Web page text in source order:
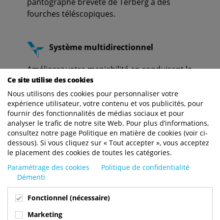
fourches téléscopiques.
Système multidirectionnel
Améliorez votre maniabilité en conduisant le
chariot embarqué latéralement, ce qui simplifie
la manutention des charges longues. L'option
système multidirectionnel est toujours
associée à notre transmission à 3 roues
motrices.
3 roues motrices
Solution idéale pour se déplacer sur des
efficace lorsqu'elle est associée à des roues
Ce site utilise des cookies
Nous utilisons des cookies pour personnaliser votre
expérience utilisateur, votre contenu et vos publicités, pour
fournir des fonctionnalités de médias sociaux et pour
analyser le trafic de notre site Web. Pour plus d’informations,
consultez notre page Politique en matière de cookies (voir ci-
dessous). Si vous cliquez sur « Tout accepter », vous acceptez
le placement des cookies de toutes les catégories.
Paramétrage des cookies
Politique de confidentialité
Démenti
Fonctionnel (nécessaire)
Marketing